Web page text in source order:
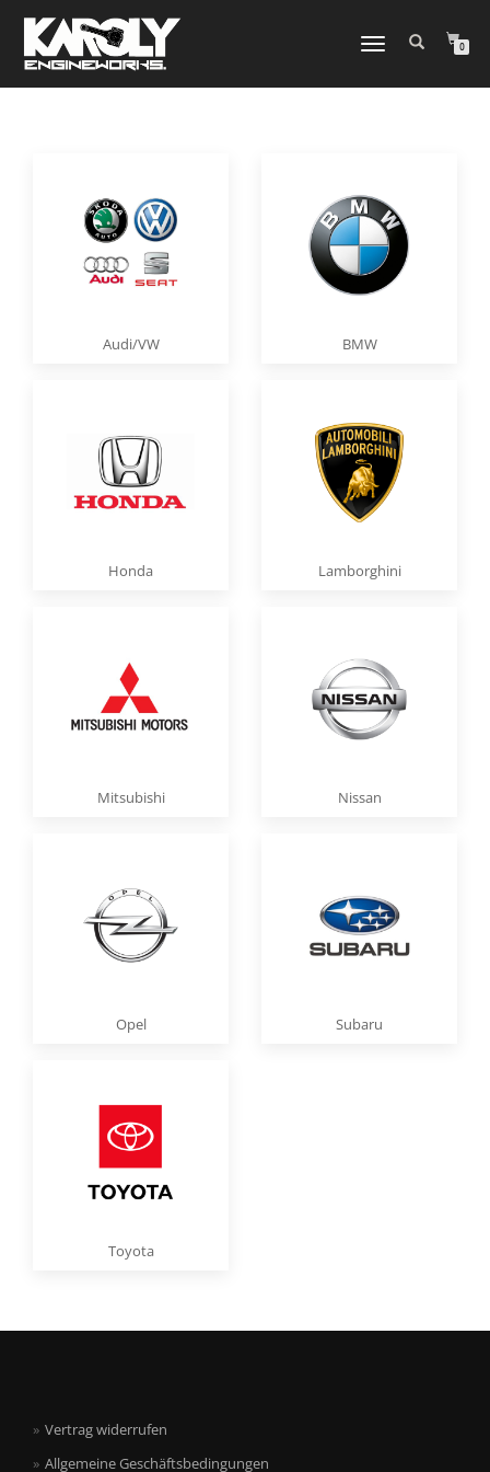
NAVIGATION
0
Audi/VW BMW
Honda Lamborghini
Mitsubishi Nissan
Opel Subaru
Toyota
Vertrag widerrufen
Allgemeine Geschäftsbedingungen